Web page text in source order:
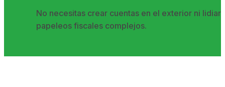
No necesitas crear cuentas en el exterior ni lidiar
papeleos fiscales complejos.